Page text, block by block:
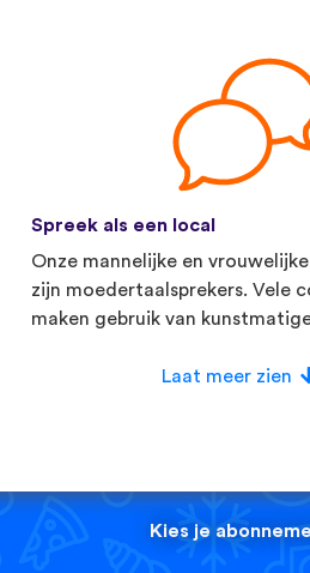
Spreek als een local
Onze mannelijke en
zijn moedertaalsprekers. Vele
maken gebruik van
Laat meer zien
Kies je